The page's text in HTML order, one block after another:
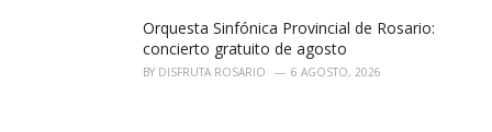
Orquesta Sinfónica Provincial de Rosario:
concierto gratuito de agosto
BY DISFRUTA ROSARIO 6 AGOSTO, 2026